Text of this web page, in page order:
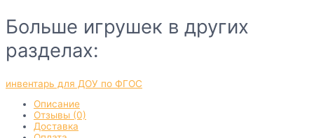
Больше игрушек в других
разделах:
инвентарь для ДОУ по ФГОС
Описание
Отзывы (0)
Доставка